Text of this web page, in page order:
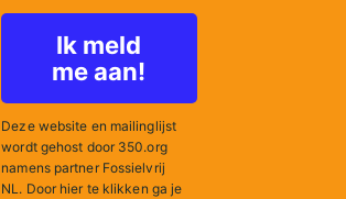
Ik meld
me aan!
Deze website en mailinglijst
wordt gehost door 350.org
namens partner Fossielvrij
NL. Door hier te klikken ga je